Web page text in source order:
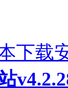
下载